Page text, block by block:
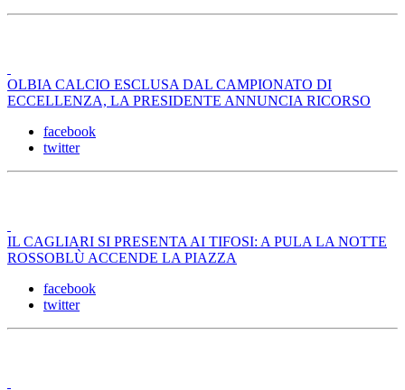
OLBIA CALCIO ESCLUSA DAL CAMPIONATO DI
ECCELLENZA, LA PRESIDENTE ANNUNCIA RICORSO
facebook
twitter
IL CAGLIARI SI PRESENTA AI TIFOSI: A PULA LA NOTTE
ROSSOBLÙ ACCENDE LA PIAZZA
facebook
twitter